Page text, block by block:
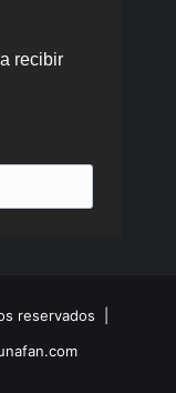
reservados |